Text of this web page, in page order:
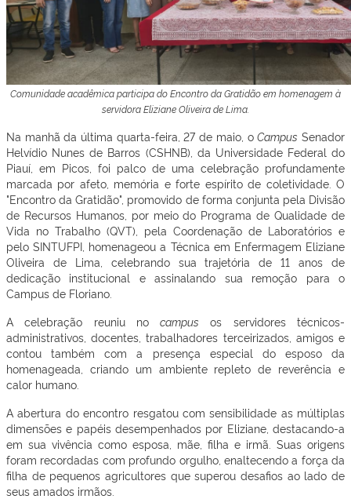
Comunidade acadêmica participa do Encontro da Gratidão em homenagem à
servidora Eliziane Oliveira de Lima.
Na manhã da última quarta-feira, 27 de maio, oCampus Senador
Helvídio Nunes de Barros (CSHNB), da Universidade Federal do
Piauí, em Picos, foi palco de uma celebração profundamente
marcada por afeto, memória e forte espírito de coletividade. O
"Encontro da Gratidão", promovido de forma conjunta pela Divisão
de Recursos Humanos, por meio do Programa de Qualidade de
Vida no Trabalho (QVT), pela Coordenação de Laboratórios e
pelo SINTUFPI, homenageou a Técnica em Enfermagem Eliziane
Oliveira de Lima, celebrando sua trajetória de 11 anos de
dedicação institucional e assinalando sua remoção para o
Campus de Floriano.
A celebração reuniu no campus os servidores técnicos-
administrativos, docentes, trabalhadores terceirizados, amigos e
contou também com a presença especial do esposo da
homenageada, criando um ambiente repleto de reverência e
calor humano.
A abertura do encontro resgatou com sensibilidade as múltiplas
dimensões e papéis desempenhados por Eliziane, destacando-a
em sua vivência como esposa, mãe, filha e irmã. Suas origens
foram recordadas com profundo orgulho, enaltecendo a força da
filha de pequenos agricultores que superou desafios ao lado de
seus amados irmãos.